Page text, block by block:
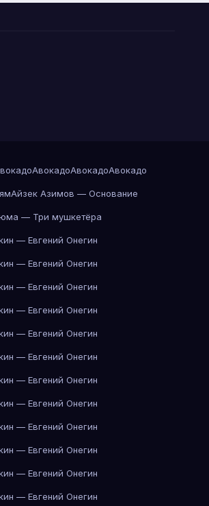
АвокадоАвокадоАвокадо
Айзек Азимов — Основание
— Три мушкетёра
— Евгений Онегин
— Евгений Онегин
— Евгений Онегин
— Евгений Онегин
— Евгений Онегин
— Евгений Онегин
— Евгений Онегин
— Евгений Онегин
— Евгений Онегин
— Евгений Онегин
— Евгений Онегин
— Евгений Онегин